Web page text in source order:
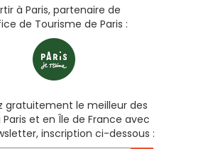
à Paris, partenaire de
de Tourisme de Paris :
gratuitement le meilleur des
Paris et en Île de France avec
inscription ci-dessous :